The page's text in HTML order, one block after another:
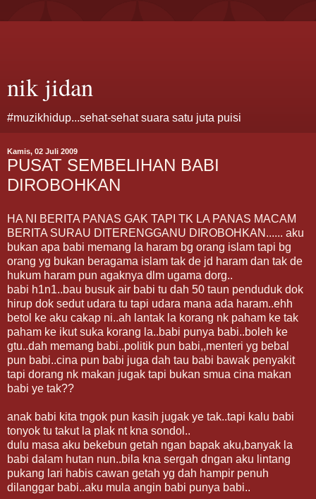
nik jidan
#muzikhidup...sehat-sehat suara satu juta puisi
Kamis, 02 Juli 2009
PUSAT SEMBELIHAN BABI
DIROBOHKAN
HA NI BERITA PANAS GAK TAPI TK LA PANAS MACAM
BERITA SURAU DITERENGGANU DIROBOHKAN...... aku
bukan apa babi memang la haram bg orang islam tapi bg
orang yg bukan beragama islam tak de jd haram dan tak de
hukum haram pun agaknya dlm ugama dorg..
babi h1n1..bau busuk air babi tu dah 50 taun penduduk dok
hirup dok sedut udara tu tapi udara mana ada haram..ehh
betol ke aku cakap ni..ah lantak la korang nk paham ke tak
paham ke ikut suka korang la..babi punya babi..boleh ke
gtu..dah memang babi..politik pun babi,,menteri yg bebal
pun babi..cina pun babi juga dah tau babi bawak penyakit
tapi dorang nk makan jugak tapi bukan smua cina makan
babi ye tak??
anak babi kita tngok pun kasih jugak ye tak..tapi kalu babi
tonyok tu takut la plak nt kna sondol..
dulu masa aku bekebun getah ngan bapak aku,banyak la
babi dalam hutan nun..bila kna sergah dngan aku lintang
pukang lari habis cawan getah yg dah hampir penuh
dilanggar babi..aku mula angin babi punya babi..